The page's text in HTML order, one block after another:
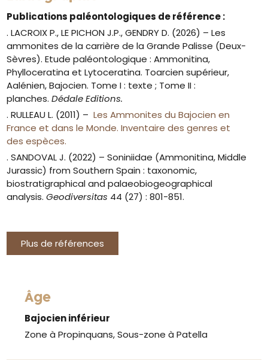
Publications paléontologiques de référence :
. LACROIX P., LE PICHON J.P., GENDRY D. (2026) – Les
ammonites de la carrière de la Grande Palisse (Deux-
Sèvres). Etude paléontologique : Ammonitina,
Phylloceratina et Lytoceratina. Toarcien supérieur,
Aalénien, Bajocien. Tome I : texte ; Tome II :
planches.Dédale Editions.
. RULLEAU L. (2011) –Les Ammonites du Bajocien en
France et dans le Monde. Inventaire des genres et
des espèces.
. SANDOVAL J. (2022) – Soniniidae (Ammonitina, Middle
Jurassic) from Southern Spain : taxonomic,
biostratigraphical and palaeobiogeographical
analysis.Geodiversitas 44 (27) : 801-851.
Plus de références
Âge
Bajocien inférieur
Zone à Propinquans, Sous-zone à Patella